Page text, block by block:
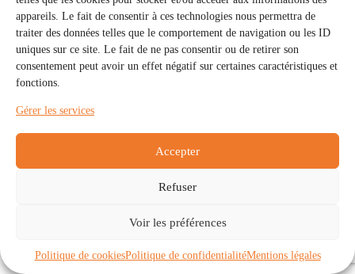
appareils. Le fait de consentir à ces technologies nous permettra de
traiter des données telles que le comportement de navigation ou les ID
uniques sur ce site. Le fait de ne pas consentir ou de retirer son
consentement peut avoir un effet négatif sur certaines caractéristiques et
fonctions.
Gérer les services
Accepter
Refuser
Voir les préférences
Politique de cookiesPolitique de confidentialitéMentions légales
Communautés
À propos
Politique de cookies (UE)